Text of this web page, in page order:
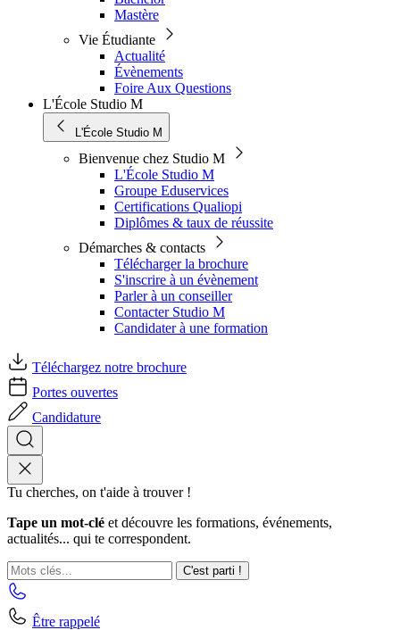
Mastère
Vie Étudiante
Actualité
Évènements
Foire Aux Questions
L'École Studio M
L'École Studio M
Bienvenue chez Studio M
L'École Studio M
Groupe Eduservices
Certifications Qualiopi
Diplômes & taux de réussite
Démarches & contacts
Télécharger la brochure
S'inscrire à un évènement
Parler à un conseiller
Contacter Studio M
Candidater à une formation
Téléchargez notre brochure
Portes ouvertes
Candidature
Tu cherches, on t'aide à trouver !
Tape un mot-clé et découvre les formations, événements,
actualités... qui te correspondent.
C'est parti !
Être rappelé